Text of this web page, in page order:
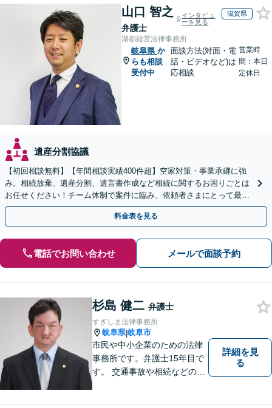
山口 智之
弁護士
インタビュ
ーを見る
滋賀県
湖都経営法律事務所
岐阜県 か
らも相談
受付中
面談方法(対面・電
話・ビデオなど)は
応相談
営業時
間：本日
定休日
遺産分割協議
【初回相談無料】【年間相談実績400件超】空家対策・事業承継に強
み。相続放棄、遺産分割、遺言書作成など相続に関するお困りごとは
お任せください！チーム体制で案件に臨み、依頼者さまにとって最善
の解決を目指します【堅田駅4分】【無料駐車場あり】
料金表を見る
電話でお問い合わせ メールで面談予約
杉島 健二 弁護士
すぎしま法律事務所
岐阜県|岐阜市
市民や中小企業のための法律
事務所です。弁護士15年目で
す。 交通事故や相続などの相
詳細を見
る